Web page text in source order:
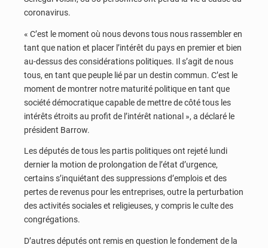
coronavirus.
« C’est le moment où nous devons tous nous rassembler en
tant que nation et placer l’intérêt du pays en premier et bien
au-dessus des considérations politiques. Il s’agit de nous
tous, en tant que peuple lié par un destin commun. C’est le
moment de montrer notre maturité politique en tant que
société démocratique capable de mettre de côté tous les
intérêts étroits au profit de l’intérêt national », a déclaré le
président Barrow.
Les députés de tous les partis politiques ont rejeté lundi
dernier la motion de prolongation de l’état d’urgence,
certains s’inquiétant des suppressions d’emplois et des
pertes de revenus pour les entreprises, outre la perturbation
des activités sociales et religieuses, y compris le culte des
congrégations.
D’autres députés ont remis en question le fondement de la